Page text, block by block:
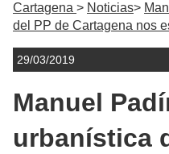
Cartagena Noticias
del PP de Cartagena nos
29/03/2019
Manuel
urbanística